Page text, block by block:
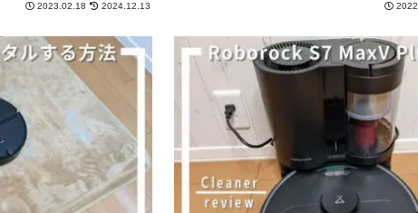
2023.02.18 2024.12.13